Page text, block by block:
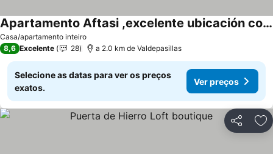
Casa/apartamento inteiro
Apartamento Aftasi ,excelente ubicación con parking publico a 20 m
Ver preços
8,6 Excelente 28 a 2.0 km de Valdepasillas
Selecione as datas para ver os preços
exatos.
Ver preços
Partilhar